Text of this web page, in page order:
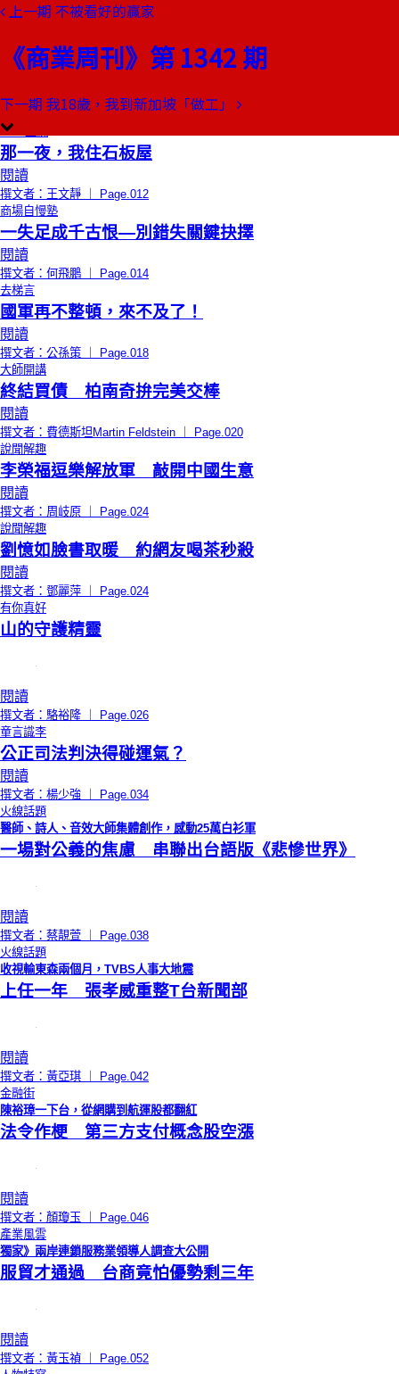
上一期 不被看好的贏家
《商業周刊》第 1342 期
下一期 我18歲，我到新加坡「做工」
本期目錄
限時免費總編輯的話
做人，還是做自己？
閱讀
撰文者：郭奕伶 ｜ Page.010
CEO上線
那一夜，我住石板屋
閱讀
撰文者：王文靜 ｜ Page.012
商場自慢塾
一失足成千古恨—別錯失關鍵抉擇
閱讀
撰文者：何飛鵬 ｜ Page.014
去梯言
國軍再不整頓，來不及了！
閱讀
撰文者：公孫策 ｜ Page.018
大師開講
終結買債 柏南奇拚完美交棒
閱讀
撰文者：費德斯坦Martin Feldstein ｜ Page.020
說聞解趣
李榮福逗樂解放軍 敲開中國生意
閱讀
撰文者：周岐原 ｜ Page.024
說聞解趣
劉憶如臉書取暖 約網友喝茶秒殺
閱讀
撰文者：鄧麗萍 ｜ Page.024
有你真好
山的守護精靈
閱讀
撰文者：駱裕隆 ｜ Page.026
童言識李
公正司法判決得碰運氣？
閱讀
撰文者：楊少強 ｜ Page.034
火線話題
醫師、詩人、音效大師集體創作，感動25萬白衫軍
一場對公義的焦慮 串聯出台語版《悲慘世界》
閱讀
撰文者：蔡靚萱 ｜ Page.038
火線話題
收視輸東森兩個月，TVBS人事大地震
上任一年 張孝威重整T台新聞部
閱讀
撰文者：黃亞琪 ｜ Page.042
金融街
陳裕璋一下台，從網購到航運股都翻紅
法令作梗 第三方支付概念股空漲
閱讀
撰文者：顏瓊玉 ｜ Page.046
產業風雲
獨家》兩岸連鎖服務業領導人調查大公開
服貿才通過 台商竟怕優勢剩三年
閱讀
撰文者：黃玉禎 ｜ Page.052